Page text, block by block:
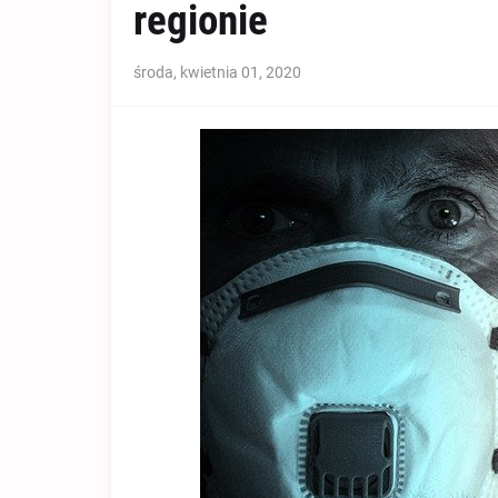
regionie
środa, kwietnia 01, 2020